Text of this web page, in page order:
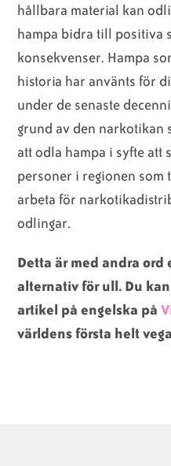
hållbara material kan
hampa bidra till positiva
konsekvenser. Hampa
historia har använts för
under de senaste
grund av den narkotikan
att odla hampa i syfte att
personer i regionen som
arbeta för
odlingar.
Detta är med andra ord
alternativ för ull. Du
artikel på engelska på
världens första helt